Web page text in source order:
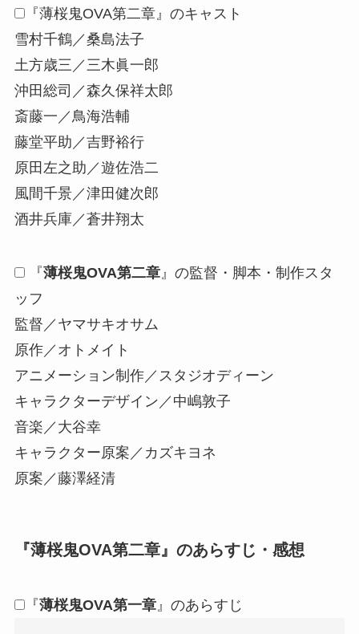
『薄桜鬼OVA第二章』のキャスト
雪村千鶴／桑島法子
土方歳三／三木眞一郎
沖田総司／森久保祥太郎
斎藤一／鳥海浩輔
藤堂平助／吉野裕行
原田左之助／遊佐浩二
風間千景／津田健次郎
酒井兵庫／蒼井翔太
『薄桜鬼OVA第二章』の監督・脚本・制作スタ
ッフ
監督／ヤマサキオサム
原作／オトメイト
アニメーション制作／スタジオディーン
キャラクターデザイン／中嶋敦子
音楽／大谷幸
キャラクター原案／カズキヨネ
原案／藤澤経清
『薄桜鬼OVA第二章』のあらすじ・感想
『薄桜鬼OVA第一章』のあらすじ